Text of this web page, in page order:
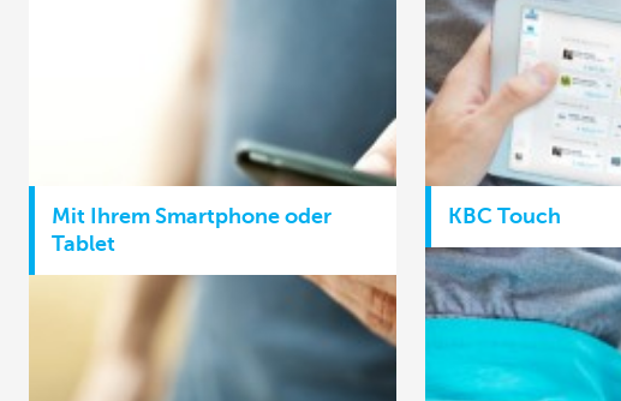
Mit Ihrem Smartphone oder
Tablet
KBC Touch